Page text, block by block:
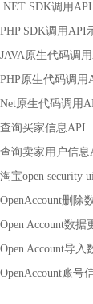
.NET SDK调用API
PHP SDK调用API
JAVA原生代码调
PHP原生代码调用
Net原生代码调用
查询买家信息API
查询卖家用户信息
淘宝open security
OpenAccount删除
Open Account数据
Open Account导入
OpenAccount账号